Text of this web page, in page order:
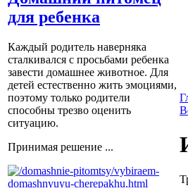
для ребенка
Каждый родитель наверняка
сталкивался с просьбами ребенка
завести домашнее животное. Для
детей естественно жить эмоциями,
поэтому только родители
способны трезво оценить
ситуацию.
Принимая решение ...